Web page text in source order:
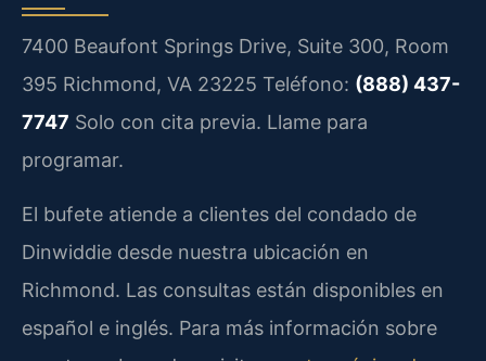
7400 Beaufont Springs Drive, Suite 300, Room
395 Richmond, VA 23225 Teléfono: (888) 437-
7747 Solo con cita previa. Llame para
programar.
El bufete atiende a clientes del condado de
Dinwiddie desde nuestra ubicación en
Richmond. Las consultas están disponibles en
español e inglés. Para más información sobre